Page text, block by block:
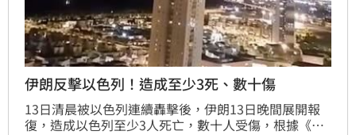
伊朗反擊以色列！造成至少3死、數十傷
13日清晨被以色列連續轟擊後，伊朗13日晚間展開報
復，造成以色列至少3人死亡，數十人受傷，根據《美